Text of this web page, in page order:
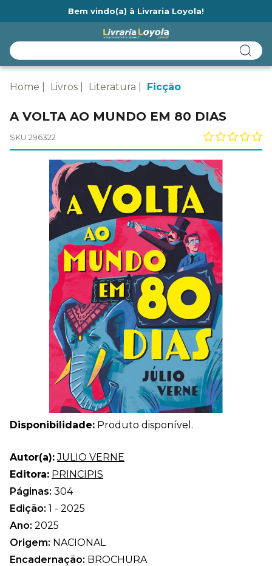
Bem vindo(a) à Livraria Loyola!
Home Livros Literatura Ficção
A VOLTA AO MUNDO EM 80 DIAS
SKU 296322
Disponibilidade: Produto disponível.
Autor(a): JULIO VERNE
Editora: PRINCIPIS
Páginas: 304
Edição: 1 - 2025
Ano: 2025
Origem: NACIONAL
Encadernação: BROCHURA